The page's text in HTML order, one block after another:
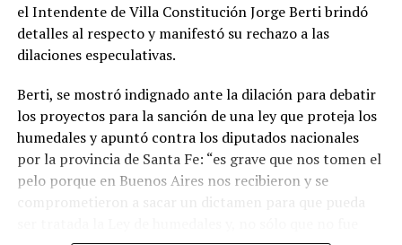
el Intendente de Villa Constitución Jorge Berti brindó
detalles al respecto y manifestó su rechazo a las
dilaciones especulativas.
Berti, se mostró indignado ante la dilación para debatir
los proyectos para la sanción de una ley que proteja los
humedales y apuntó contra los diputados nacionales
por la provincia de Santa Fe: “es grave que nos tomen el
pelo porque en Buenos Aires nos recibieron y se
comprometieron a sacar un dictamen para que pueda